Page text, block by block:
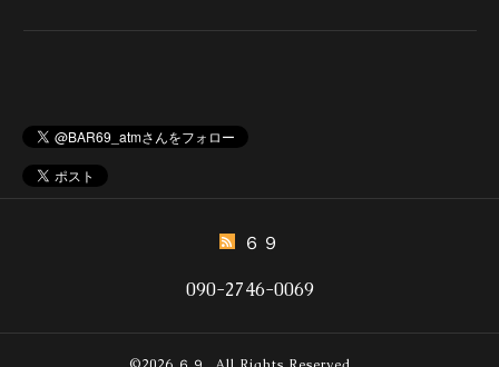
６９
090-2746-0069